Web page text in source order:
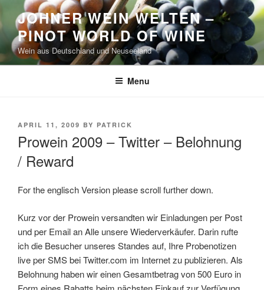
to
content
JOHNER WEIN WELTEN –
PINOT WORLD OF WINE
Wein aus Deutschland und Neuseeland
Menu
POSTED
ON
APRIL 11, 2009 BY PATRICK
Prowein 2009 – Twitter – Belohnung
/ Reward
For the englisch Version please scroll further down.
Kurz vor der Prowein versandten wir Einladungen per Post
und per Email an Alle unsere Wiederverkäufer. Darin rufte
ich die Besucher unseres Standes auf, Ihre Probenotizen
live per SMS bei Twitter.com im Internet zu publizieren. Als
Belohnung haben wir einen Gesamtbetrag von 500 Euro in